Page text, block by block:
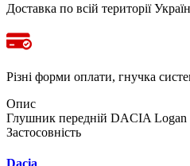
Доставка по всій території
Різні форми оплати, гнучка
Опис
Глушник передній DACIA
Застосовність